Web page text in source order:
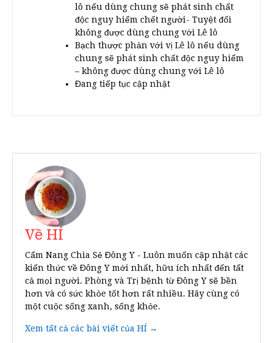
lô nếu dùng chung sẽ phát sinh chất
độc nguy hiểm chết người- Tuyệt đối
không được dùng chung với Lê lô
Bạch thược phản với vị Lê lô nếu dùng
chung sẽ phát sinh chất độc nguy hiểm
– không được dùng chung với Lê lô
Đang tiếp tục cập nhật
Về HÍ
Cẩm Nang Chia Sẻ Đông Y - Luôn muốn cập nhật các
kiến thức về Đông Y mới nhất, hữu ích nhất đến tất
cả mọi người. Phòng và Trị bệnh từ Đông Y sẽ bền
hơn và có sức khỏe tốt hơn rất nhiều. Hãy cùng có
một cuộc sống xanh, sống khỏe.
Xem tất cả các bài viết của HÍ →